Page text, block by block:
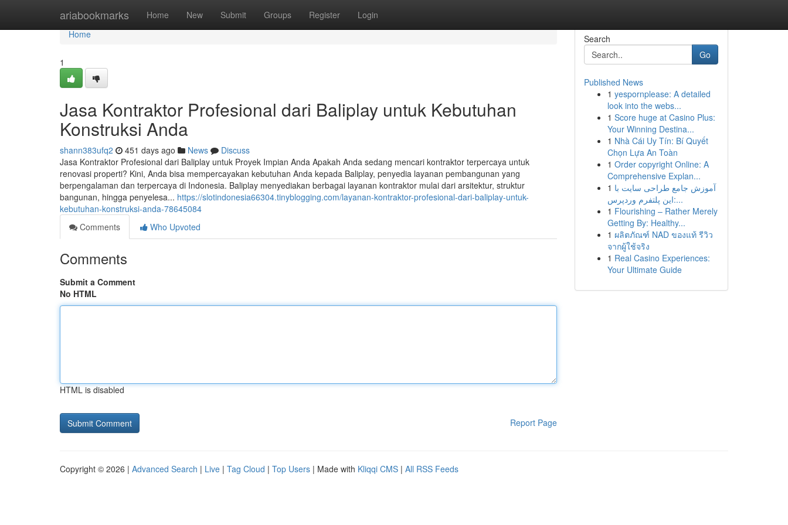
ariabookmarks Home New Submit Groups Register Login
Home
Home
1
Jasa Kontraktor Profesional dari Baliplay untuk Kebutuhan
Konstruksi Anda
shann383ufq2 451 days ago News
Discuss
Jasa Kontraktor Profesional dari Baliplay untuk Proyek Impian Anda Apakah Anda sedang mencari kontraktor terpercaya untuk
renovasi properti? Kini, Anda bisa mempercayakan kebutuhan Anda kepada Baliplay, penyedia layanan pembangunan yang
berpengalaman dan terpercaya di Indonesia. Baliplay menyediakan berbagai layanan kontraktor mulai dari arsitektur, struktur
bangunan, hingga penyelesa... https://slotindonesia66304.tinyblogging.com/layanan-kontraktor-profesional-dari-baliplay-untuk-
kebutuhan-konstruksi-anda-78645084
Comments
Who Upvoted
Comments
Submit a Comment
No HTML
HTML is disabled
Report Page
Search
Go
Published News
1 yespornplease: A detailed
look into the webs...
1 Score huge at Casino Plus:
Your Winning Destina...
1 Nhà Cái Uy Tín: Bí Quyết
Chọn Lựa An Toàn
1 Order copyright Online: A
Comprehensive Explan...
1 آموزش جامع طراحی سایت با
این پلتفرم وردپرس:...
1 Flourishing – Rather Merely
Getting By: Healthy...
1 ผลิตภัณฑ์ NAD ของแท้ รีวิว
จากผู้ใช้จริง
1 Real Casino Experiences:
Your Ultimate Guide
Copyright © 2026 | Advanced Search | Live | Tag Cloud | Top Users | Made with Kliqqi CMS | All RSS Feeds